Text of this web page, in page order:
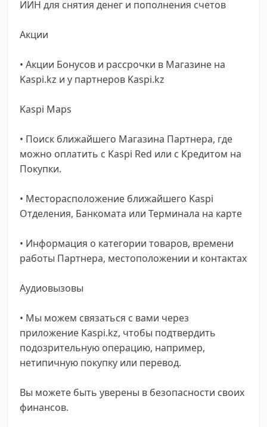
ИИН для снятия денег и пополнения счетов
Акции
• Акции Бонусов и рассрочки в Магазине на
Kaspi.kz и у партнеров Kaspi.kz
Kaspi Maps
• Поиск ближайшего Магазина Партнера, где
можно оплатить с Kaspi Red или с Кредитом на
Покупки.
• Месторасположение ближайшего Kaspi
Отделения, Банкомата или Терминала на карте
• Информация о категории товаров, времени
работы Партнера, местоположении и контактах
Аудиовызовы
• Мы можем связаться с вами через
приложение Kaspi.kz, чтобы подтвердить
подозрительную операцию, например,
нетипичную покупку или перевод.
Вы можете быть уверены в безопасности своих
финансов.